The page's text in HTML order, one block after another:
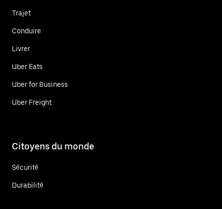
Trajet
Conduire
Livrer
Uber Eats
Uber for Business
Uber Freight
Citoyens du monde
Sécurité
Durabilité